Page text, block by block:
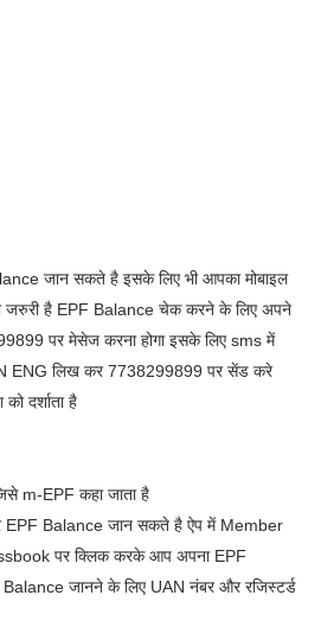
जान सकते है इसके लिए भी आपका मोबाइल
जरुरी है EPF Balance चेक करने के लिए अपने
पर मेसेज करना होगा इसके लिए sms में
ENG लिख कर 7738299899 पर सेंड करे
दर्शाता है
m-EPF कहा जाता है
EPF Balance जान सकते है ऐप में Member
पर क्लिक करके आप अपना EPF
जानने के लिए UAN नंबर और रजिस्टर्ड